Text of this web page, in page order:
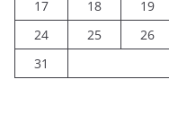
17
18 19
24
25 26
31